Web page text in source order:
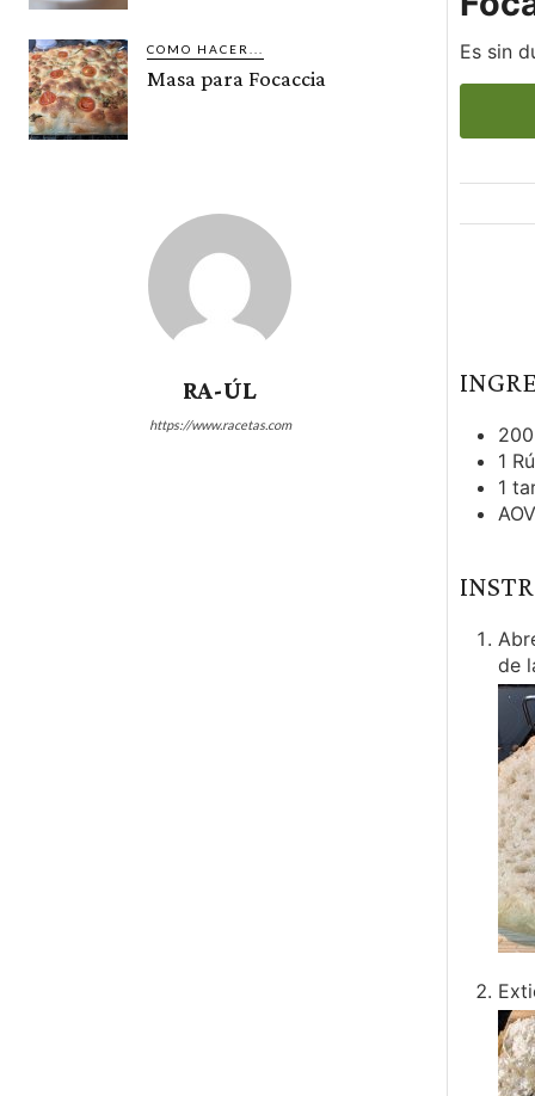
COMO HACER...
Masa para Focaccia
RA-ÚL
https://www.racetas.com
Es sin
200
1
1
de